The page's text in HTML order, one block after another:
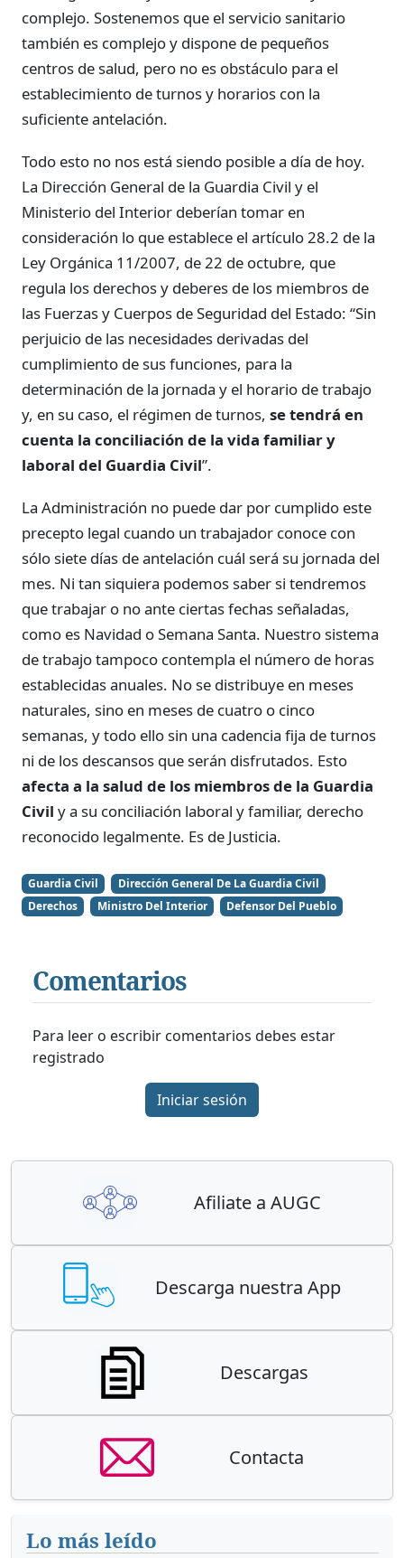
complejo. Sostenemos que el servicio sanitario
también es complejo y dispone de pequeños
centros de salud, pero no es obstáculo para el
establecimiento de turnos y horarios con la
suficiente antelación.
Todo esto no nos está siendo posible a día de hoy.
La Dirección General de la Guardia Civil y el
Ministerio del Interior deberían tomar en
consideración lo que establece el artículo 28.2 de la
Ley Orgánica 11/2007, de 22 de octubre, que
regula los derechos y deberes de los miembros de
las Fuerzas y Cuerpos de Seguridad del Estado: “Sin
perjuicio de las necesidades derivadas del
cumplimiento de sus funciones, para la
determinación de la jornada y el horario de trabajo
y, en su caso, el régimen de turnos, se tendrá en
cuenta la conciliación de la vida familiar y
laboral del Guardia Civil”.
La Administración no puede dar por cumplido este
precepto legal cuando un trabajador conoce con
sólo siete días de antelación cuál será su jornada del
mes. Ni tan siquiera podemos saber si tendremos
que trabajar o no ante ciertas fechas señaladas,
como es Navidad o Semana Santa. Nuestro sistema
de trabajo tampoco contempla el número de horas
establecidas anuales. No se distribuye en meses
naturales, sino en meses de cuatro o cinco
semanas, y todo ello sin una cadencia fija de turnos
ni de los descansos que serán disfrutados. Esto
afecta a la salud de los miembros de la Guardia
Civil y a su conciliación laboral y familiar, derecho
reconocido legalmente. Es de Justicia.
Guardia Civil
Dirección General De La Guardia Civil
Derechos
Ministro Del Interior Defensor Del Pueblo
Comentarios
Para leer o escribir comentarios debes estar
registrado
Iniciar sesión
Afiliate a AUGC
Descarga nuestra App
Descargas
Contacta
Lo más leído